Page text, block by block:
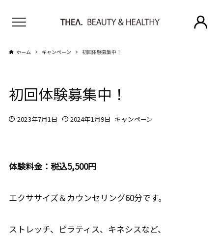
ホーム キャンペーン 初回体験募集中！
初回体験募集中！
2023年7月1日 2024年1月9日 キャンペーン
体験料金：税込5,500円
エクササイズ＆カウンセリング60分です。
ストレッチ、ピラティス、キネシスなど、